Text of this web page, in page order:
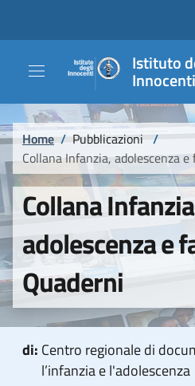
Istituto
Innocenti
Briciole di pane
Home / Pubblicazioni /
Collana Infanzia, adolescenza
Collana
adolescenza e
Quaderni
di: Centro regionale di
l’infanzia e l'adolescenza